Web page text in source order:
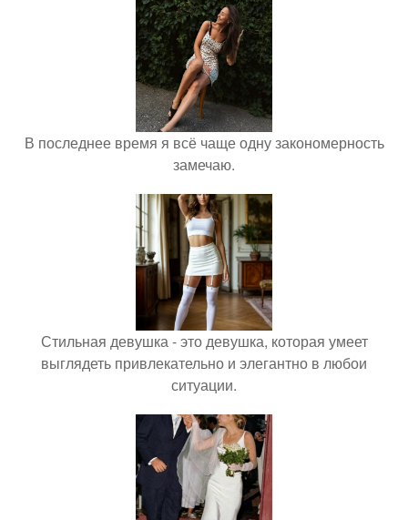
В последнее время я всё чаще одну закономерность
замечаю.
Стильная девушка - это девушка, которая умеет
выглядеть привлекательно и элегантно в любои
ситуации.